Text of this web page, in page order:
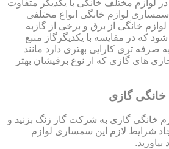
لوازم مختلف خانگی با یکدیگر متفاوت
لوازم خانگی انواع مختلفی
خانگی از برق و برخی از گازبه
که در مقایسه با یکدیگرگاز منبع
صرفه تری کارایی بهتری دارد مانند
های گازی که از نوع برقیشان بهتر
گازی
خانگی گازی به شرکت گاز زنگ بزنید و
شرایط لازم این سمساری لوازم